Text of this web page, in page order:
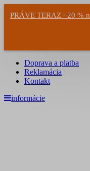
PRÁVE TERAZ –20 %
Doprava a platba
Reklamácia
Kontakt
informácie